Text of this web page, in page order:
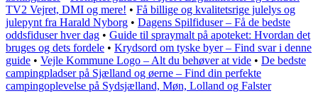
TV2 Vejret, DMI og mere! • Få billige og kvalitetsrige julelys og
julepynt fra Harald Nyborg • Dagens Spilfiduser – Få de bedste
oddsfiduser hver dag • Guide til spraymalt på apoteket: Hvordan det
bruges og dets fordele • Krydsord om tyske byer – Find svar i denne
guide • Vejle Kommune Logo – Alt du behøver at vide • De bedste
campingpladser på Sjælland og øerne – Find din perfekte
campingoplevelse på Sydsjælland, Møn, Lolland og Falster